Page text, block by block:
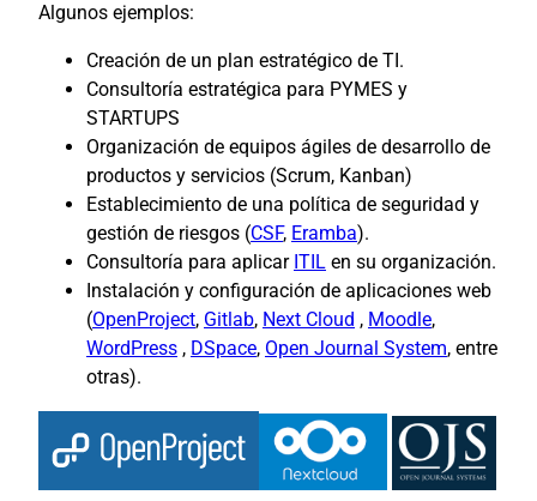
Algunos ejemplos:
Creación de un plan estratégico de TI.
Consultoría estratégica para PYMES y
STARTUPS
Organización de equipos ágiles de desarrollo de
productos y servicios (Scrum, Kanban)
Establecimiento de una política de seguridad y
gestión de riesgos (CSF, Eramba).
Consultoría para aplicar ITIL en su organización.
Instalación y configuración de aplicaciones web
(OpenProject, Gitlab, Next Cloud , Moodle,
WordPress , DSpace, Open Journal System, entre
otras).